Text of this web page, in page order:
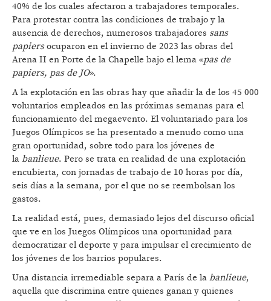
40% de los cuales afectaron a trabajadores temporales.
Para protestar contra las condiciones de trabajo y la
ausencia de derechos, numerosos trabajadores sans
papiersocuparon en el invierno de 2023 las obras del
Arena II en Porte de la Chapelle bajo el lema «pas de
papiers, pas de JO».
A la explotación en las obras hay que añadir la de los 45 000
voluntarios empleados en las próximas semanas para el
funcionamiento del megaevento. El voluntariado para los
Juegos Olímpicos se ha presentado a menudo como una
gran oportunidad, sobre todo para los jóvenes de
la banlieue. Pero se trata en realidad de una explotación
encubierta, con jornadas de trabajo de 10 horas por día,
seis días a la semana, por el que no se reembolsan los
gastos.
La realidad está, pues, demasiado lejos del discurso oficial
que ve en los Juegos Olímpicos una oportunidad para
democratizar el deporte y para impulsar el crecimiento de
los jóvenes de los barrios populares.
Una distancia irremediable separa a París de la banlieue,
aquella que discrimina entre quienes ganan y quienes